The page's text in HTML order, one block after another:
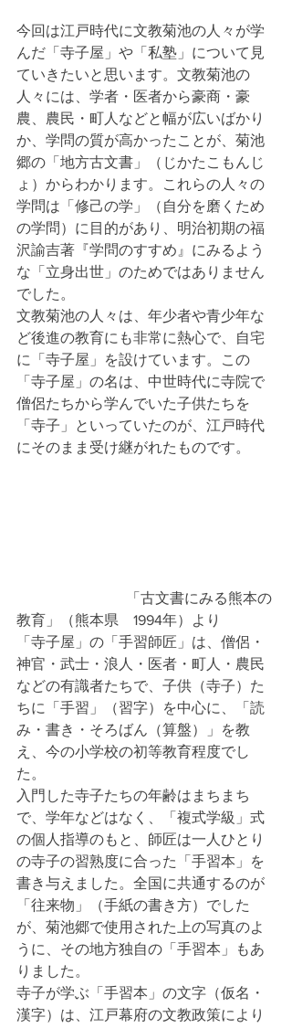
今回は江戸時代に文教菊池の人々が学
んだ「寺子屋」や「私塾」について見
ていきたいと思います。文教菊池の
人々には、学者・医者から豪商・豪
農、農民・町人などと幅が広いばかり
か、学問の質が高かったことが、菊池
郷の「地方古文書」（じかたこもんじ
ょ）からわかります。これらの人々の
学問は「修己の学」（自分を磨くため
の学問）に目的があり、明治初期の福
沢諭吉著『学問のすすめ』にみるよう
な「立身出世」のためではありません
でした。
文教菊池の人々は、年少者や青少年な
ど後進の教育にも非常に熱心で、自宅
に「寺子屋」を設けています。この
「寺子屋」の名は、中世時代に寺院で
僧侶たちから学んでいた子供たちを
「寺子」といっていたのが、江戸時代
にそのまま受け継がれたものです。
教育」（熊本県　1994年）より
「寺子屋」の「手習師匠」は、僧侶・
神官・武士・浪人・医者・町人・農民
などの有識者たちで、子供（寺子）た
ちに「手習」（習字）を中心に、「読
み・書き・そろばん（算盤）」を教
え、今の小学校の初等教育程度でし
た。
入門した寺子たちの年齢はまちまち
で、学年などはなく、「複式学級」式
の個人指導のもと、師匠は一人ひとり
の寺子の習熟度に合った「手習本」を
書き与えました。全国に共通するのが
「往来物」（手紙の書き方）でした
が、菊池郷で使用された上の写真のよ
うに、その地方独自の「手習本」もあ
りました。
寺子が学ぶ「手習本」の文字（仮名・
漢字）は、江戸幕府の文教政策により